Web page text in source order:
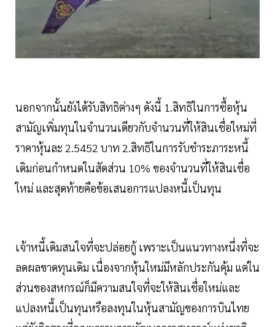
นอกจากนั้นยังได้รับสิทธิต่างๆ ดังนี้ 1.สิทธิในการซื้อหุ้น
สามัญเพิ่มทุนในจำนวนเดียวกับจำนวนที่ให้สินเชื่อใหม่ที่
ราคาหุ้นละ 2.5452 บาท 2.สิทธิในการรับชำระภาระหนี้
เดิมก่อนกำหนดในสัดส่วน 10% ของจำนวนที่ให้สินเชื่อ
ใหม่ และสุดท้ายคือข้อเสนอการแปลงหนี้เป็นทุน
เจ้าหนี้เดิมสนใจที่จะปล่อยกู้ เพราะเป็นแนวทางหนึ่งที่จะ
ลดผลขาดทุนเดิม เนื่องจากหุ้นใหม่มีหลักประกันคุ้ม แต่ใน
ส่วนของสหกรณ์ก็มีความสนใจที่จะให้สินเชื่อใหม่และ
แปลงหนี้เป็นทุนหรือลงทุนในหุ้นสามัญของการบินไทย